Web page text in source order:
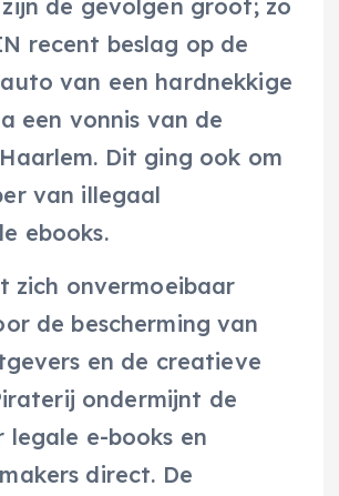
de gevolgen groot; zo
recent beslag op de
van een hardnekkige
een vonnis van de
Dit ging ook om
van illegaal
ebooks.
zich onvermoeibaar
de bescherming van
en de creatieve
ondermijnt de
e-books en
direct. De